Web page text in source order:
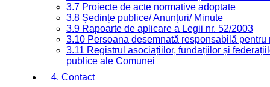
3.7 Proiecte de acte normative adoptate
3.8 Ședințe publice/ Anunțuri/ Minute
3.9 Rapoarte de aplicare a Legii nr. 52/2003
3.10 Persoana desemnată responsabilă
3.11 Registrul asociațiilor, fundațiilor și
publice ale Comunei
4. Contact